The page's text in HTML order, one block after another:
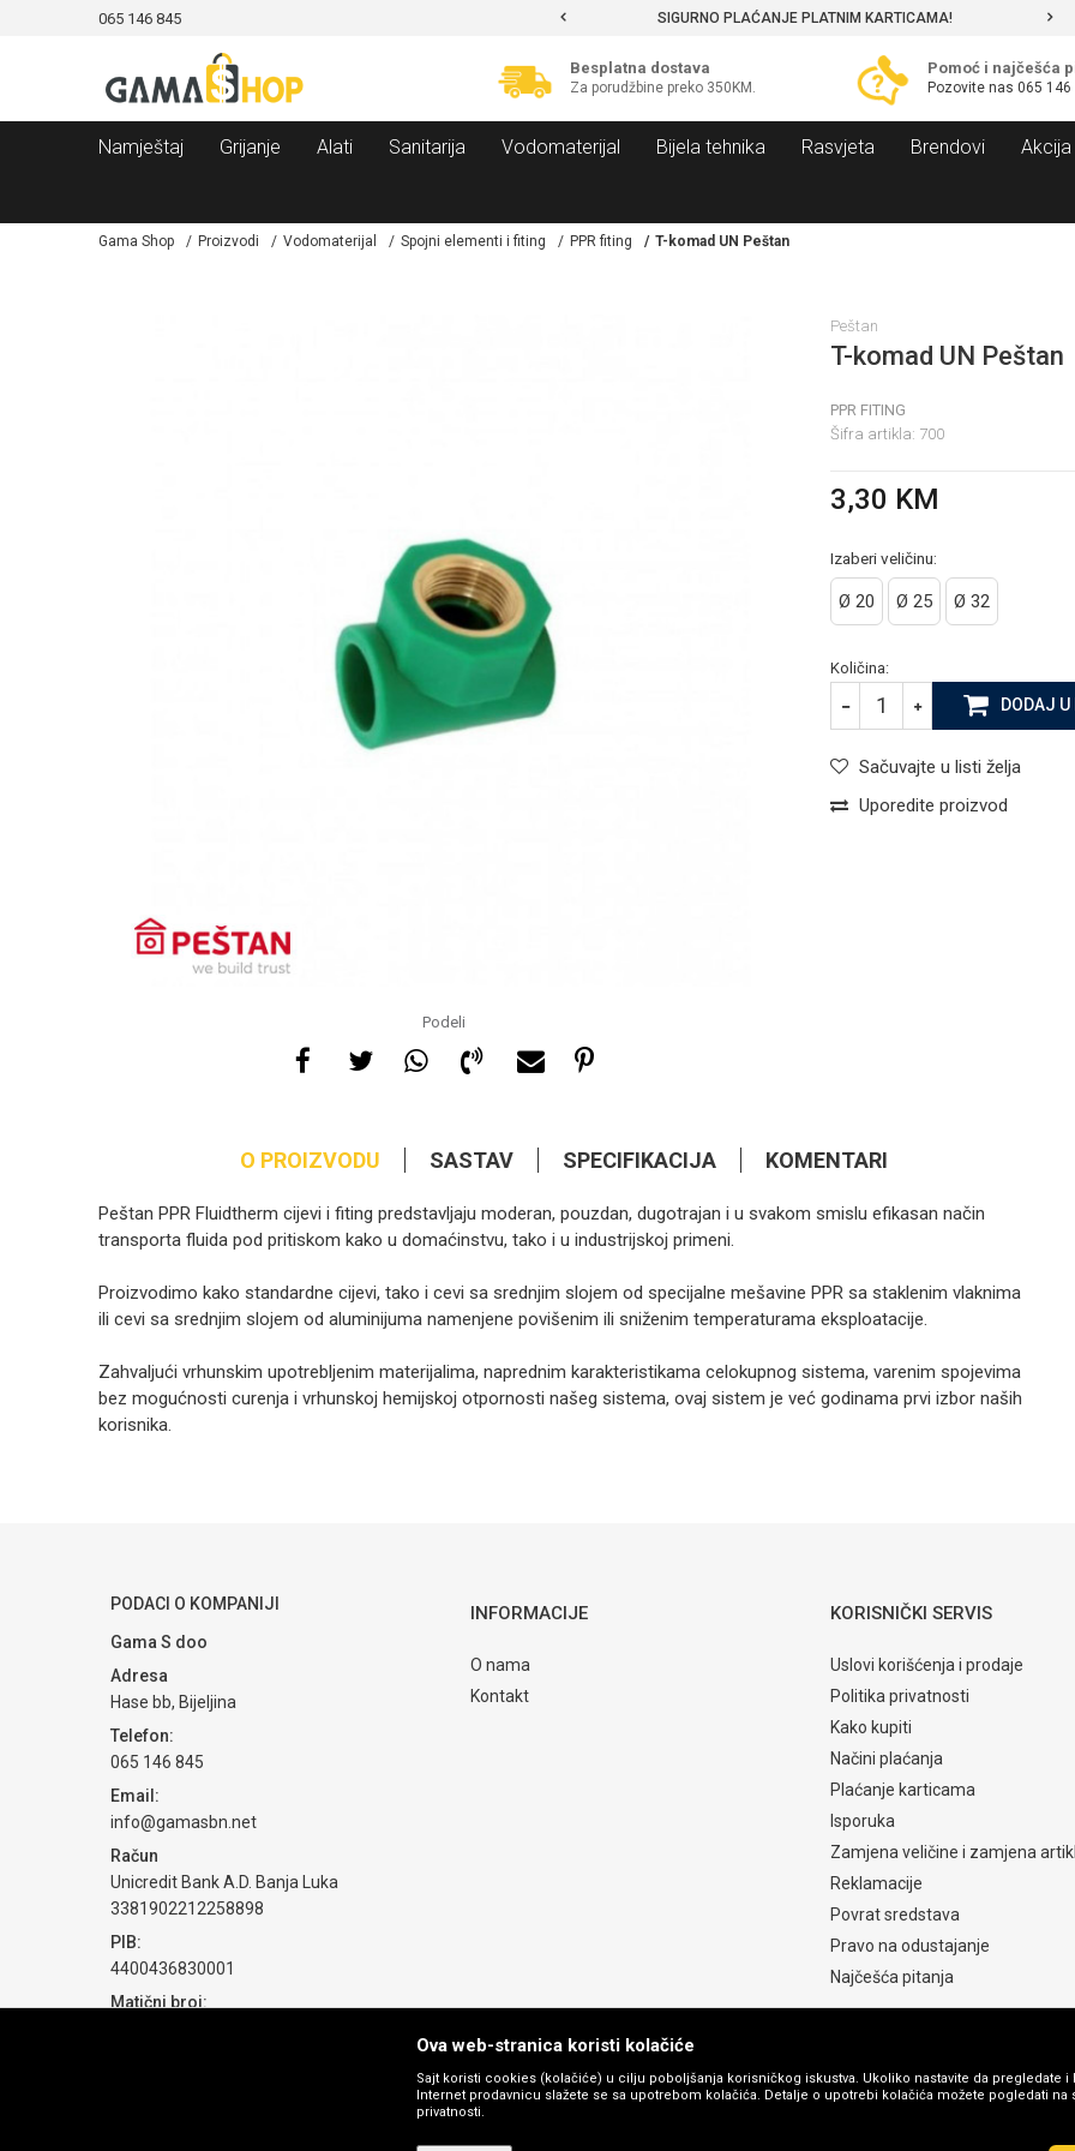
065 146 845 SIGURNO PLAĆANJE PLATNIM KARTICAMA!
Besplatna dostava
Za porudžbine preko 350KM.
Pomoć i najčešća
Pozovite nas 065 146
Namještaj Grijanje Alati Sanitarija Vodomaterijal Bijela tehnika Rasvjeta Brendovi Akcija
Gama Shop Proizvodi Vodomaterijal Spojni elementi i fiting PPR fiting T-komad UN Peštan
Podeli
Peštan
T-komad UN Peštan
PPR FITING
Šifra artikla: 700
3,30 KM
Izaberi veličinu:
Ø 20 Ø 25 Ø 32
Količina:
DODAJ U
Sačuvajte u listi želja
Uporedite proizvod
O PROIZVODU SASTAV SPECIFIKACIJA KOMENTARI
Peštan PPR Fluidtherm cijevi i fiting predstavljaju moderan, pouzdan, dugotrajan i u svakom smislu efikasan način
transporta fluida pod pritiskom kako u domaćinstvu, tako i u industrijskoj primeni.
Proizvodimo kako standardne cijevi, tako i cevi sa srednjim slojem od specijalne mešavine PPR sa staklenim vlaknima
ili cevi sa srednjim slojem od aluminijuma namenjene povišenim ili sniženim temperaturama eksploatacije.
Zahvaljući vrhunskim upotrebljenim materijalima, naprednim karakteristikama celokupnog sistema, varenim spojevima
bez mogućnosti curenja i vrhunskoj hemijskoj otpornosti našeg sistema, ovaj sistem je već godinama prvi izbor naših
korisnika.
POŠALJI
PPR FITING
Peštan
16,15
PPR FITING
T-komad SN
6,95KM
PODACI O KOMPANIJI
Gama S doo
Adresa
Hase bb, Bijeljina
Telefon:
065 146 845
Email:
info@gamasbn.net
Račun
Unicredit Bank A.D. Banja Luka
3381902212258898
PIB:
4400436830001
Matični broj:
INFORMACIJE
O nama
Kontakt
KORISNIČKI SERVIS
Uslovi korišćenja i prodaje
Politika privatnosti
Kako kupiti
Načini plaćanja
Plaćanje karticama
Isporuka
Zamjena veličine i zamjena
Reklamacije
Povrat sredstava
Pravo na odustajanje
Najčešća pitanja
Ova web-stranica koristi kolačiće
Sajt koristi cookies (kolačiće) u cilju poboljšanja korisničkog iskustva. Ukoliko nastavite da pregledate i
Internet prodavnicu slažete se sa upotrebom kolačića. Detalje o upotrebi kolačića možete pogledati na
privatnosti.